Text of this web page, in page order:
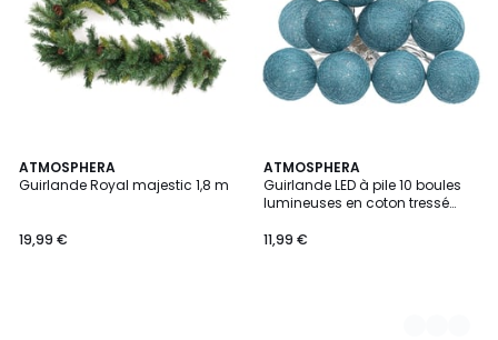
ATMOSPHERA
Guirlande Royal majestic 1,8 m
19,99 €
ATMOSPHERA
Guirlande LED à pile 10 boules
lumineuses en coton tressé
11,99 €
4
Couleurs